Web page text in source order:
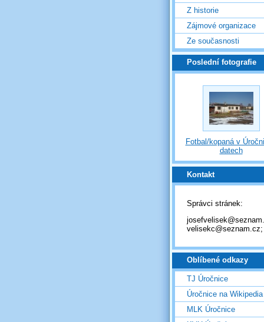
Z historie
Zájmové organizace
Ze současnosti
Poslední fotografie
Fotbal/kopaná v
datech
Kontakt
Správci stránek:
velisekc@seznam.cz;
Oblíbené odkazy
TJ Úročnice
Úročnice na Wikipedia
MLK Úročnice